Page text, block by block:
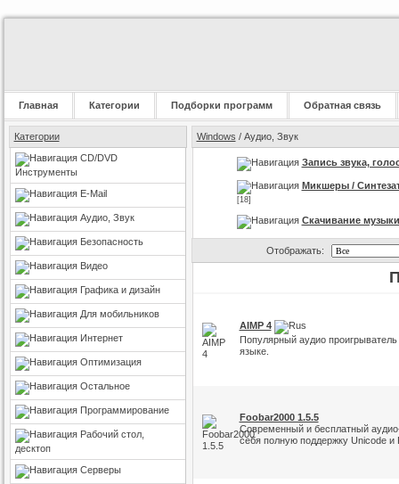
Главная Категории Подборки программ Обратная связь
Категории
CD/DVD
Инструменты
E-Mail
Аудио, Звук
Безопасность
Видео
Графика и дизайн
Для мобильников
Интернет
Оптимизация
Остальное
Программирование
Рабочий стол,
десктоп
Серверы
Windows / Аудио, Звук
Запись звука,
Микшеры /
[18]
Скачивание музыки
Отображать:
AIMP 4
Популярный аудио
языке.
Foobar2000 1.5.5
Современный и бесплатный
себя полную поддержку Unicode и